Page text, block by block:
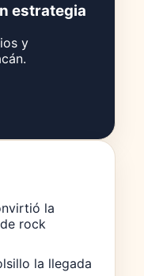
estrategia
y
la
rock
la llegada